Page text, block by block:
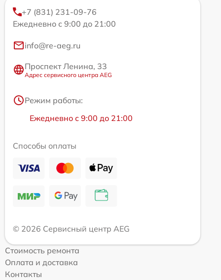
+7 (831) 231-09-76
Ежедневно с 9:00 до 21:00
info@re-aeg.ru
Проспект Ленина, 33
Адрес сервисного центра AEG
Режим работы:
Ежедневно с 9:00 до 21:00
Способы оплаты
© 2026 Сервисный центр AEG
Стоимость ремонта
Оплата и доставка
Контакты